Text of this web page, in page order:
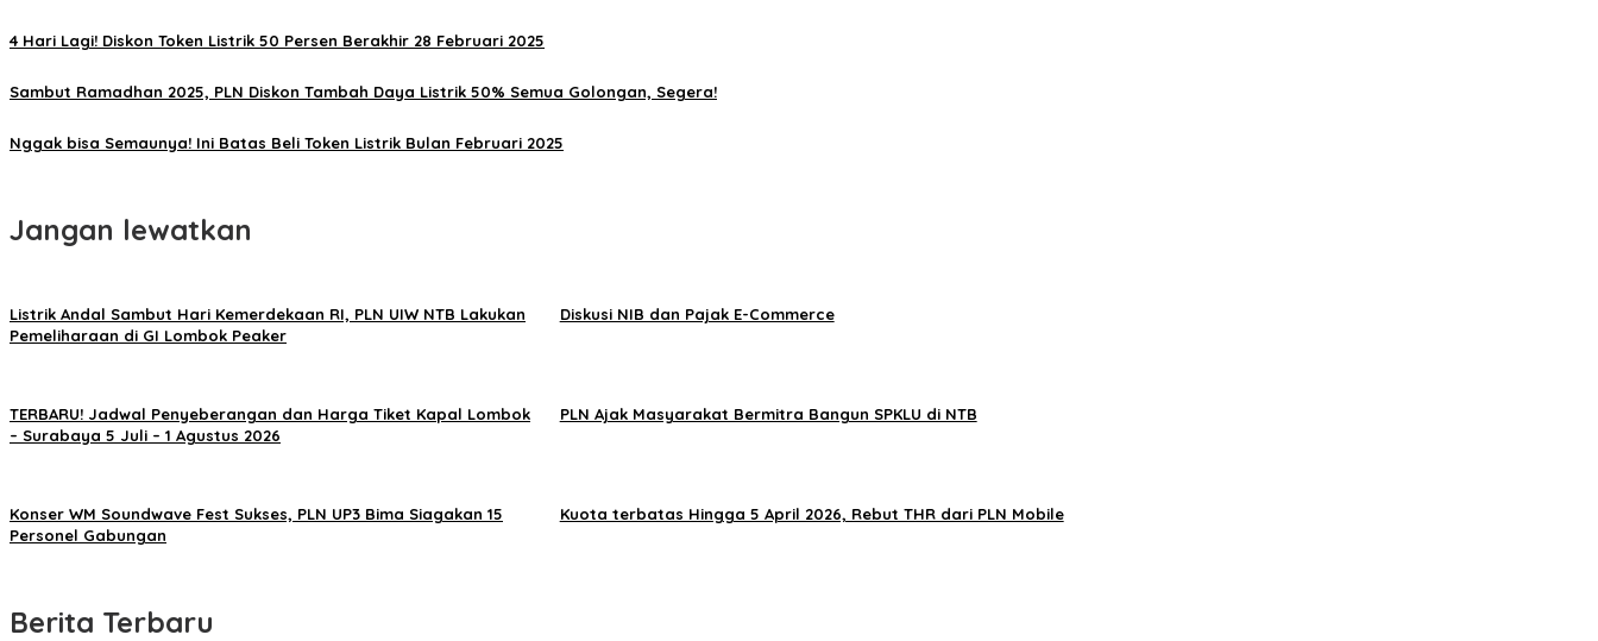
4 Hari Lagi! Diskon Token Listrik 50 Persen Berakhir 28 Februari 2025
Sambut Ramadhan 2025, PLN Diskon Tambah Daya Listrik 50% Semua Golongan, Segera!
Nggak bisa Semaunya! Ini Batas Beli Token Listrik Bulan Februari 2025
Jangan lewatkan
Listrik Andal Sambut Hari Kemerdekaan RI, PLN UIW NTB Lakukan
Pemeliharaan di GI Lombok Peaker
Diskusi NIB dan Pajak E-Commerce
TERBARU! Jadwal Penyeberangan dan Harga Tiket Kapal Lombok
– Surabaya 5 Juli – 1 Agustus 2026
PLN Ajak Masyarakat Bermitra Bangun SPKLU di NTB
Konser WM Soundwave Fest Sukses, PLN UP3 Bima Siagakan 15
Personel Gabungan
Kuota terbatas Hingga 5 April 2026, Rebut THR dari PLN Mobile
Berita Terbaru